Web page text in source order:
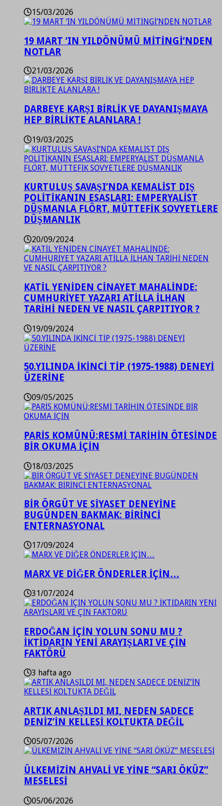
15/03/2026
19 MART ‘IN YILDÖNÜMÜ MİTİNGİ’NDEN
NOTLAR
21/03/2026
DARBEYE KARŞI BİRLİK VE DAYANIŞMAYA
HEP BİRLİKTE ALANLARA !
19/03/2025
KURTULUŞ SAVAŞI’NDA KEMALİST DIŞ
POLİTİKANIN ESASLARI: EMPERYALİST
DÜŞMANLA FLÖRT, MÜTTEFİK SOVYETLERE
DÜŞMANLIK
20/09/2024
KATİL YENİDEN CİNAYET MAHALİNDE:
CUMHURİYET YAZARI ATİLLA İLHAN
TARİHİ NEDEN VE NASIL ÇARPITIYOR ?
19/09/2024
50.YILINDA İKİNCİ TİP (1975-1988) DENEYİ
ÜZERİNE
09/05/2025
PARİS KOMÜNÜ:RESMİ TARİHİN ÖTESİNDE
BİR OKUMA İÇİN
18/03/2025
BİR ÖRGÜT VE SİYASET DENEYİNE
BUGÜNDEN BAKMAK: BİRİNCİ
ENTERNASYONAL
17/09/2024
MARX VE DİĞER ÖNDERLER İÇİN…
31/07/2024
ERDOĞAN İÇİN YOLUN SONU MU ?
İKTİDARIN YENİ ARAYIŞLARI VE ÇİN
FAKTÖRÜ
3 hafta ago
ARTIK ANLAŞILDI MI, NEDEN SADECE
DENİZ’İN KELLESİ KOLTUKTA DEĞİL
05/07/2026
ÜLKEMİZİN AHVALİ VE YİNE “SARI ÖKÜZ”
MESELESİ
05/06/2026